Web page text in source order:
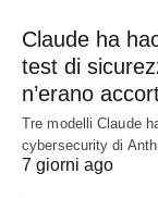
Claude ha
test di
n’erano
Tre modelli Claude
cybersecurity di
7 giorni ago